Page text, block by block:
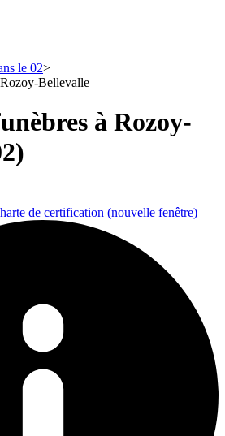
le 02
Bellevalle
à Rozoy-
de certification (nouvelle fenêtre)